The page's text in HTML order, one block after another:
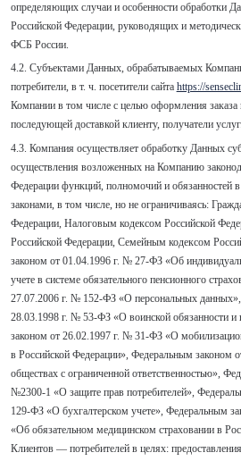
определяющих случаи и особенности обработки
Российской Федерации, руководящих и
ФСБ России.
4.2. Субъектами Данных, обрабатываемых
потребители, в т. ч. посетители сайта https://
Компании в том числе с целью оформления заказа
последующей доставкой клиенту, получатели услуг.
4.3. Компания осуществляет обработку Данных
осуществления возложенных на Компанию
Федерации функций, полномочий и обязанностей
законами, в том числе, но не ограничиваясь:
Федерации, Налоговым кодексом Российской
Российской Федерации, Семейным кодексом
законом от 01.04.1996 г. № 27-ФЗ «Об
учете в системе обязательного пенсионного
27.07.2006 г. № 152-ФЗ «О персональных
28.03.1998 г. № 53-ФЗ «О воинской обязанности
законом от 26.02.1997 г. № 31-ФЗ «О
в Российской Федерации», Федеральным
обществах с ограниченной ответственностью»,
№2300-1 «О защите прав потребителей»,
129-ФЗ «О бухгалтерском учете», Федеральным
«Об обязательном медицинском страховании в
Клиентов — потребителей в целях: